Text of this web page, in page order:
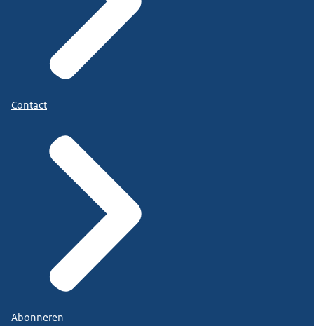
Contact
Abonneren